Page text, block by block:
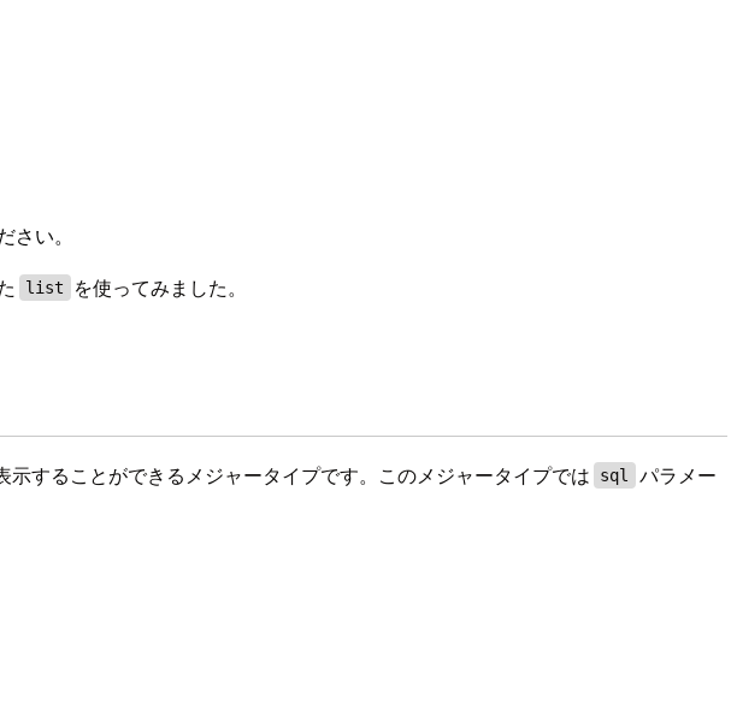
い。
list を使ってみました。
することができるメジャータイプです。このメジャータイプでは sql
パラメー